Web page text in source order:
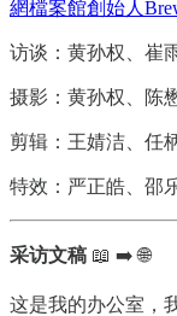
網檔案館創始人
访谈：黄孙权、崔
摄影：黄孙权、陈
剪辑：王婧洁、任
特效：严正皓、邵
采访文稿 📖 ➡️ 🌐
这是我的办公室，